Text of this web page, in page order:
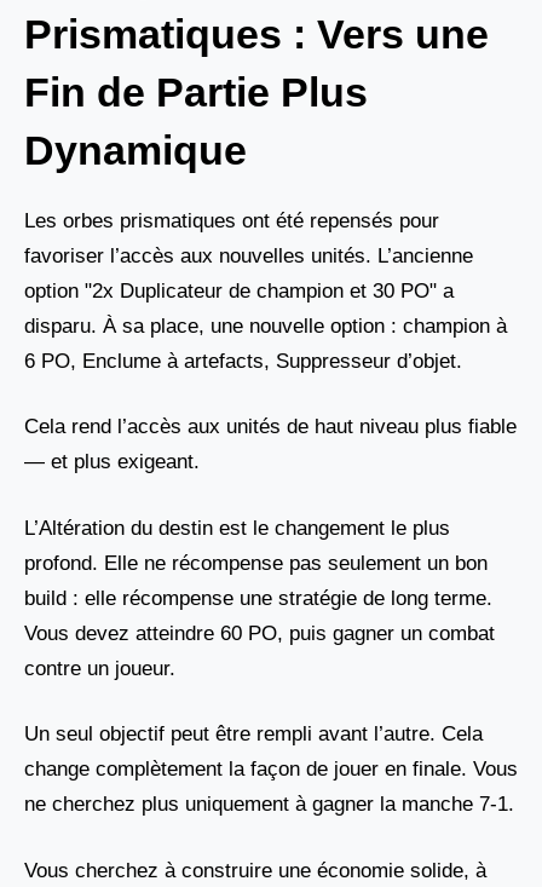
Prismatiques : Vers une
Fin de Partie Plus
Dynamique
Les orbes prismatiques ont été repensés pour
favoriser l’accès aux nouvelles unités. L’ancienne
option "2x Duplicateur de champion et 30 PO" a
disparu. À sa place, une nouvelle option : champion à
6 PO, Enclume à artefacts, Suppresseur d’objet.
Cela rend l’accès aux unités de haut niveau plus fiable
— et plus exigeant.
L’Altération du destin est le changement le plus
profond. Elle ne récompense pas seulement un bon
build : elle récompense une stratégie de long terme.
Vous devez atteindre 60 PO, puis gagner un combat
contre un joueur.
Un seul objectif peut être rempli avant l’autre. Cela
change complètement la façon de jouer en finale. Vous
ne cherchez plus uniquement à gagner la manche 7-1.
Vous cherchez à construire une économie solide, à